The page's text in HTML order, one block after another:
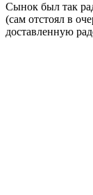
Сынок был так
(сам отстоял в
доставленную